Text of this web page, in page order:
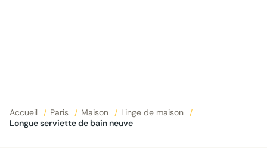
Accueil / Paris / Maison / Linge de maison
/
Longue serviette de bain neuve